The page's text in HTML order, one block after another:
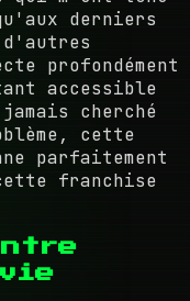
derniers
profondément
accessible
cherché
cette
parfaitement
franchise